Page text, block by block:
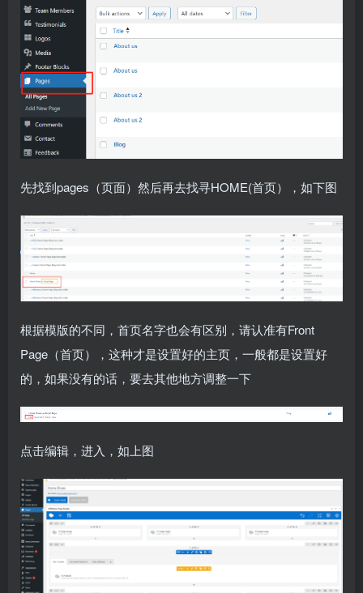
先找到pages（页面）然后再去找寻HOME(首页），如下图
根据模版的不同，首页名字也会有区别，请认准有Front
Page（首页），这种才是设置好的主页，一般都是设置好
的，如果没有的话，要去其他地方调整一下
点击编辑，进入，如上图